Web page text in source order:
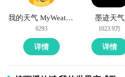
我的天气 MyWeather
6293
详情
墨迹天气
1023.9万
详情